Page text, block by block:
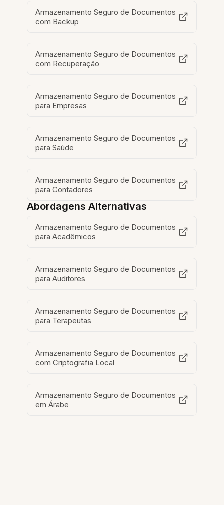
Armazenamento Seguro de Documentos
com Backup
Armazenamento Seguro de Documentos
com Recuperação
Armazenamento Seguro de Documentos
para Empresas
Armazenamento Seguro de Documentos
para Saúde
Armazenamento Seguro de Documentos
para Contadores
Abordagens Alternativas
Armazenamento Seguro de Documentos
para Acadêmicos
Armazenamento Seguro de Documentos
para Auditores
Armazenamento Seguro de Documentos
para Terapeutas
Armazenamento Seguro de Documentos
com Criptografia Local
Armazenamento Seguro de Documentos
em Árabe